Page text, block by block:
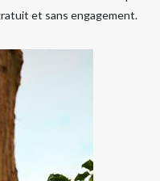
et sans engagement.